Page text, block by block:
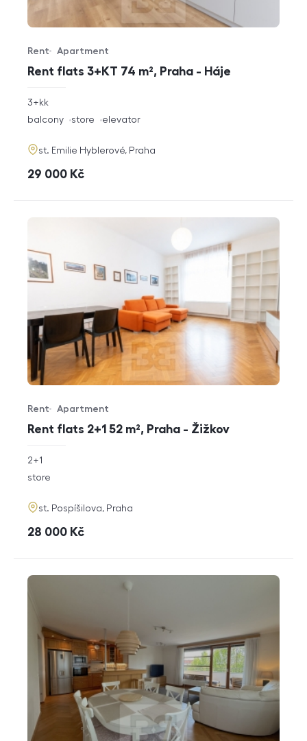
Rent flats 3+KT 74 m², Praha - Háje
Offer type
Rent
Property type
Apartment
rozměry
3+kk
funkce
balcony store elevator
adresa
st. Emilie Hyblerové, Praha
cena
29 000 Kč
Rent flats 2+1 52 m², Praha - Žižkov
Offer type
Rent
Property type
Apartment
rozměry
2+1
funkce
store
adresa
st. Pospíšilova, Praha
cena
28 000 Kč